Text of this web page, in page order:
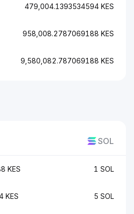
479,004.1393534594 KES
958,008.2787069188 KES
9,580,082.787069188 KES
SOL
KES 1 SOL
KES 5 SOL